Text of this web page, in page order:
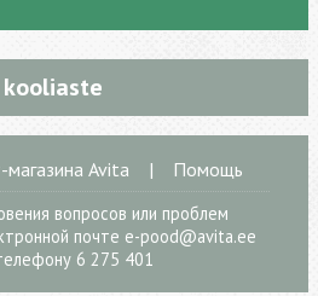
kooliaste
магазина Avita | Помощь
вопросов или проблем
почте e-pood@avita.ee
6 275 401